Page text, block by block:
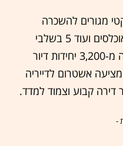
מגורים להשכרה
ארוכת-טווח באזורי הביקוש (5 מאוכלסים ועוד 5 בשלבי
הקמה), עם פורטפוליו של למעלה מ-3,200 יחידות דיור
אשטרום לדייריה
-